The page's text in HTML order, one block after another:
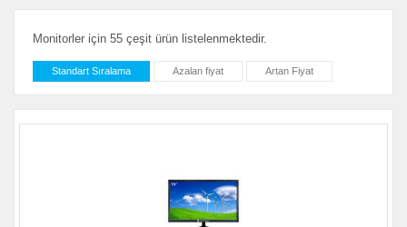
Monitorler için 55 çeşit ürün listelenmektedir.
Standart Sıralama Azalan fiyat Artan Fiyat